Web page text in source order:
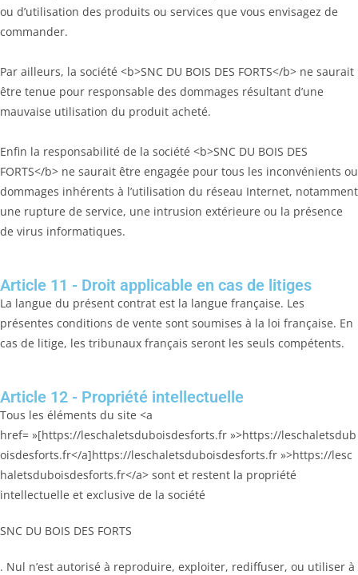
ou d’utilisation des produits ou services que vous envisagez de
commander.
Par ailleurs, la société <b>SNC DU BOIS DES FORTS</b> ne saurait
être tenue pour responsable des dommages résultant d’une
mauvaise utilisation du produit acheté.
Enfin la responsabilité de la société <b>SNC DU BOIS DES
FORTS</b> ne saurait être engagée pour tous les inconvénients ou
dommages inhérents à l’utilisation du réseau Internet, notamment
une rupture de service, une intrusion extérieure ou la présence
de virus informatiques.
Article 11 - Droit applicable en cas de litiges
La langue du présent contrat est la langue française. Les
présentes conditions de vente sont soumises à la loi française. En
cas de litige, les tribunaux français seront les seuls compétents.
Article 12 - Propriété intellectuelle
Tous les éléments du site <a
href= »[https://leschaletsduboisdesforts.fr »>https://leschaletsdub
oisdesforts.fr</a]https://leschaletsduboisdesforts.fr »>https://lesc
haletsduboisdesforts.fr</a> sont et restent la propriété
intellectuelle et exclusive de la société
SNC DU BOIS DES FORTS
. Nul n’est autorisé à reproduire, exploiter, rediffuser, ou utiliser à